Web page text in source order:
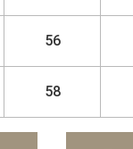
56
58